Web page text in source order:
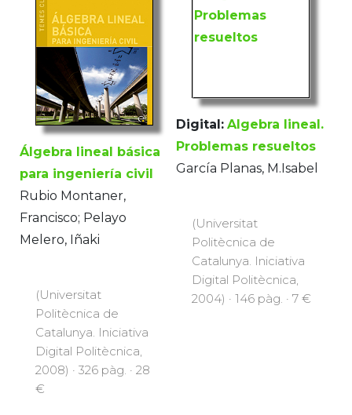
Álgebra lineal básica
para ingeniería civil
Rubio Montaner,
Francisco; Pelayo
Melero, Iñaki
(Universitat
Politècnica de
Catalunya. Iniciativa
Digital Politècnica,
2008) · 326 pàg. · 28
€
Digital: Algebra lineal.
Problemas resueltos
García Planas, M.Isabel
(Universitat
Politècnica de
Catalunya. Iniciativa
Digital Politècnica,
2004) · 146 pàg. · 7 €